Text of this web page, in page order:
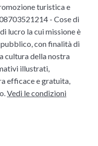
turistica e
- Cose di
lucro la cui missione è
con finalità di
cultura della nostra
illustrati,
efficace e gratuita,
Vedi le condizioni